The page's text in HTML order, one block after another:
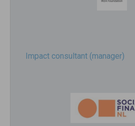
Impact consultant (manager)